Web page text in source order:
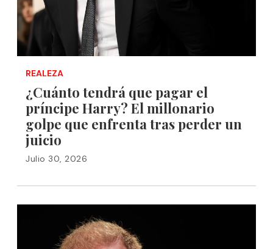
REALEZA
¿Cuánto tendrá que pagar el
príncipe Harry? El millonario
golpe que enfrenta tras perder un
juicio
Julio 30, 2026